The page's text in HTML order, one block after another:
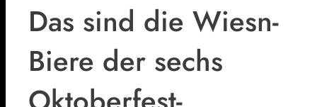
Das sind die Wiesn-
Biere der sechs